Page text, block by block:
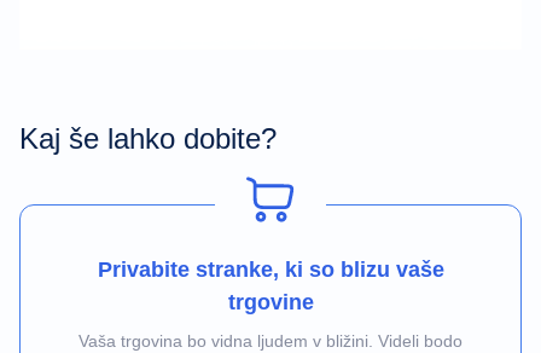
Kaj še lahko dobite?
Privabite stranke, ki so blizu vaše
trgovine
Vaša trgovina bo vidna ljudem v bližini. Videli bodo